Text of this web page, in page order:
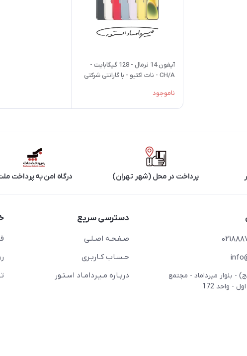
آیفون 14 نرمال - 128 گیگابایت -
CH/A - نات اکتیو - با گارانتی شرکتی
ناموجود
پرداخت در محل (شهر تهران) درگاه امن به پرداخت
- بلوار میرداماد - مجتمع
- واحد 172
دسترسی سریع
صـفـحـه اصـلـی
حـسـاب کـاربـری
دربـاره مـیـردامـاد اسـتـور